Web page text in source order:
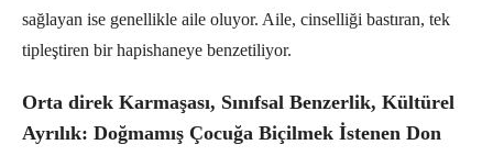
sağlayan ise genellikle aile oluyor. Aile, cinselliği bastıran, tek
tipleştiren bir hapishaneye benzetiliyor.
Orta direk Karmaşası, Sınıfsal Benzerlik, Kültürel
Ayrılık: Doğmamış Çocuğa Biçilmek İstenen Don